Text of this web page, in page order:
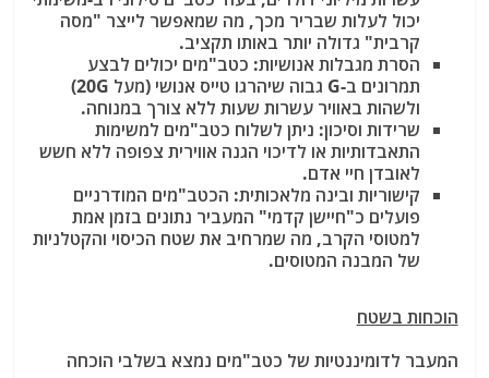
יכול לעלות שבריר מכך, מה שמאפשר לייצר "מסה
קרבית" גדולה יותר באותו תקציב.
הסרת מגבלות אנושיות: כטב"מים יכולים לבצע
תמרונים ב-G גבוה שיהרגו טייס אנושי (מעל 20G)
ולשהות באוויר עשרות שעות ללא צורך במנוחה.
שרידות וסיכון: ניתן לשלוח כטב"מים למשימות
התאבדותיות או לדיכוי הגנה אווירית צפופה ללא חשש
לאובדן חיי אדם.
קישוריות ובינה מלאכותית: הכטב"מים המודרניים
פועלים כ"חיישן קדמי" המעביר נתונים בזמן אמת
למטוסי הקרב, מה שמרחיב את שטח הכיסוי והקטלניות
של המבנה המטוסים.
הוכחות בשטח
המעבר לדומיננטיות של כטב"מים נמצא בשלבי הוכחה